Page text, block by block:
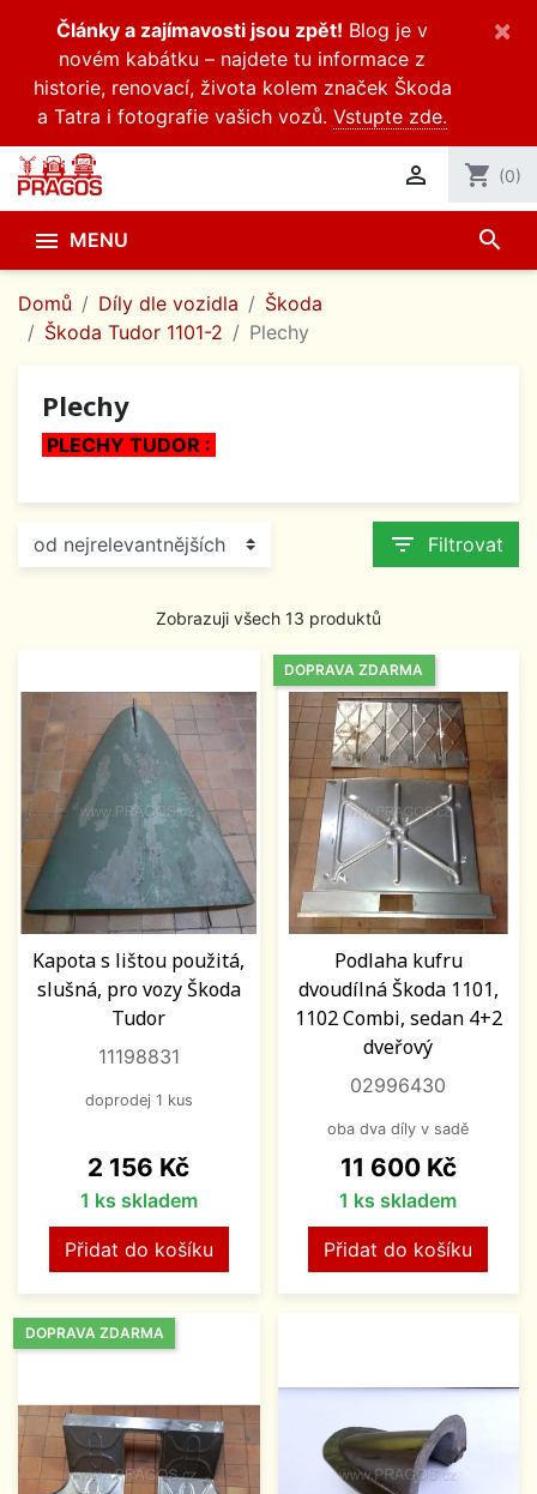
Články a zajímavosti jsou zpět! Blog je v
novém kabátku – najdete tu informace z
historie, renovací, života kolem značek Škoda
a Tatra i fotografie vašich vozů. Vstupte zde.
×
 shopping_cart (0)
 MENU search
Domů Díly dle vozidla
Škoda
Škoda Tudor 1101-2
Plechy
Plechy
PLECHY TUDOR :
filter_list Filtrovat
Zobrazuji všech 13 produktů
Kapota s lištou použitá,
slušná, pro vozy Škoda
Tudor
11198831
doprodej 1 kus
Cena
2 156 Kč
1 ks skladem
Přidat do košíku
Podlaha kufru
dvoudílná Škoda 1101,
1102 Combi, sedan 4+2
dveřový
02996430
oba dva díly v sadě
Cena
11 600 Kč
1 ks skladem
Přidat do košíku
DOPRAVA ZDARMA
DOPRAVA ZDARMA